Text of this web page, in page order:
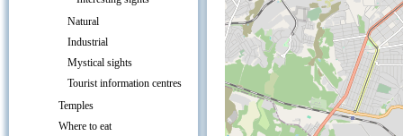
Natural
Industrial
Mystical sights
Tourist information centres
Temples
Where to eat